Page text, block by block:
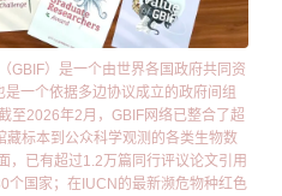
GBIF）是一个由世界各国政府共同资
一个依据多边协议成立的政府间组
至2026年2月，GBIF网络已整合了超
标本到公众科学观测的各类生物数
，已有超过1.2万篇同行评议论文引用
个国家；在IUCN的最新濒危物种红色